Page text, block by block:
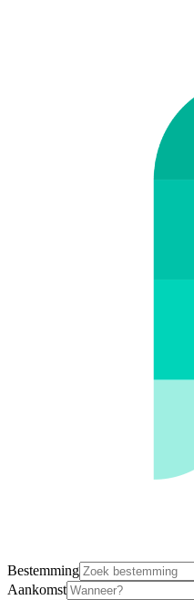
Bestemming
Aankomst